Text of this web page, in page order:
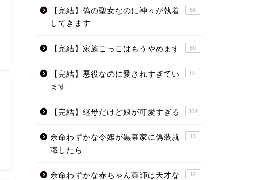
【完結】偽の聖女なのに神々が執着
してきます
58
【完結】家族ごっこはもうやめます 89
【完結】悪役なのに愛されすぎてい
ます
87
【完結】継母だけど娘が可愛すぎる 364
余命わずかな令嬢が黒幕家に偽装就
職したら
13
余命わずかな赤ちゃん薬師は天才な
12